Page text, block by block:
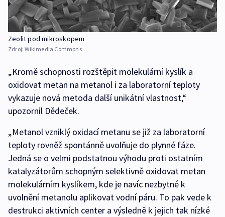
Zeolit pod mikroskopem
Zdroj:Wikimedia Commons
„Kromě schopnosti rozštěpit molekulární kyslík a
oxidovat metan na metanol i za laboratorní teploty
vykazuje nová metoda další unikátní vlastnost,“
upozornil Dědeček.
„Metanol vzniklý oxidací metanu se již za laboratorní
teploty rovněž spontánně uvolňuje do plynné fáze.
Jedná se o velmi podstatnou výhodu proti ostatním
katalyzátorům schopným selektivně oxidovat metan
molekulárním kyslíkem, kde je navíc nezbytné k
uvolnění metanolu aplikovat vodní páru. To pak vede k
destrukci aktivních center a výsledně k jejich tak nízké